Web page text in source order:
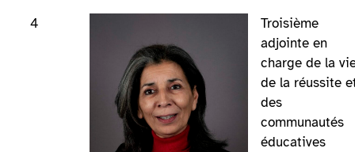
4
Troisième
adjointe en
charge de la
de la réussite
des
communautés
éducatives